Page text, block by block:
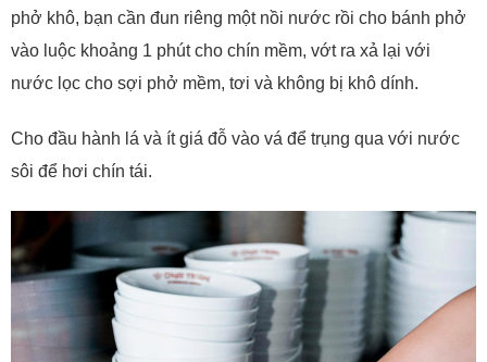
phở khô, bạn cần đun riêng một nồi nước rồi cho bánh phở
vào luộc khoảng 1 phút cho chín mềm, vớt ra xả lại với
nước lọc cho sợi phở mềm, tơi và không bị khô dính.
Cho đầu hành lá và ít giá đỗ vào vá để trụng qua với nước
sôi để hơi chín tái.